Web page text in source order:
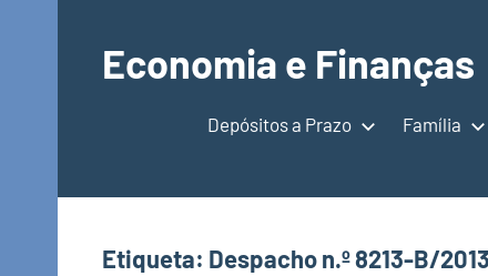
Economia e Finanças
Depósitos
Finanças
Calendários
Depósitos a Prazo Família
Etiqueta: Despacho n.º 8213-B/2013